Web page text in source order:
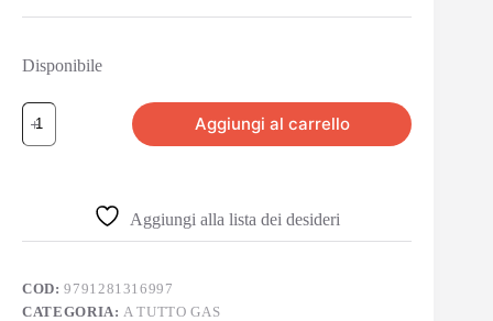
Disponibile
Aggiungi al carrello
Aggiungi alla lista dei desideri
COD:9791281316997
CATEGORIA: A TUTTO GAS